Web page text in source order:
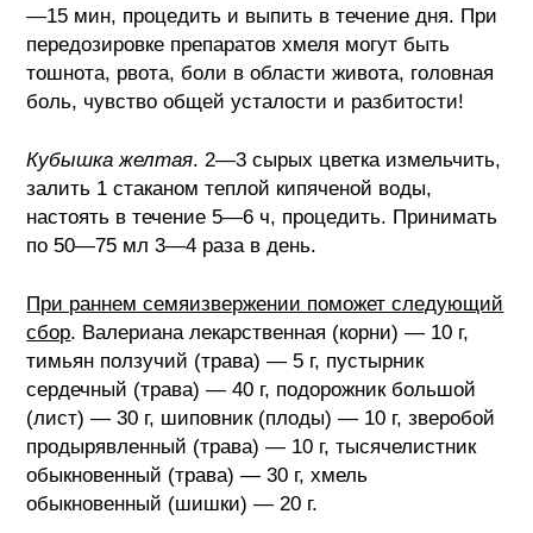
—15 мин, процедить и выпить в течение дня. При
передозировке препаратов хмеля могут быть
тошнота, рвота, боли в области живота, головная
боль, чувство общей усталости и разбитости!
Кубышка желтая. 2—3 сырых цветка измельчить,
залить 1 стаканом теплой кипяченой воды,
настоять в течение 5—6 ч, процедить. Принимать
по 50—75 мл 3—4 раза в день.
При раннем семяизвержении поможет следующий
сбор. Валериана лекарственная (корни) — 10 г,
тимьян ползучий (трава) — 5 г, пустырник
сердечный (трава) — 40 г, подорожник большой
(лист) — 30 г, шиповник (плоды) — 10 г, зверобой
продырявленный (трава) — 10 г, тысячелистник
обыкновенный (трава) — 30 г, хмель
обыкновенный (шишки) — 20 г.